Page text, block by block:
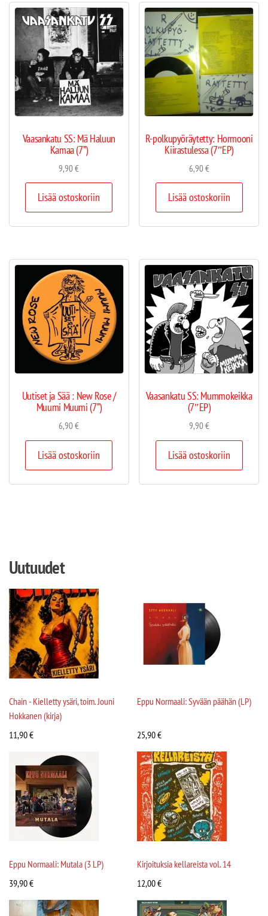
Vaasankatu SS: Mä Haluun
Kamaa (7”)
9,90€
Lisää ostoskoriin
R-polkupyöräytetty: Hormooni
Kiirastulessa (7″EP)
6,90€
Lisää ostoskoriin
Uutiset ja Sää : New Rose /
Muumi Muumi (7”)
6,90€
Lisää ostoskoriin
Vaasankatu SS: Mummokeikka
(7″EP)
9,90€
Lisää ostoskoriin
Uutuudet
Chain - Kielletty ysäri, toim. Jouni
Hokkanen (kirja)
11,90€
Eppu Normaali: Syvään päähän (LP)
25,90€
Eppu Normaali: Mutala (3 LP)
39,90€
Kirjoituksia kellareista vol. 14
12,00€